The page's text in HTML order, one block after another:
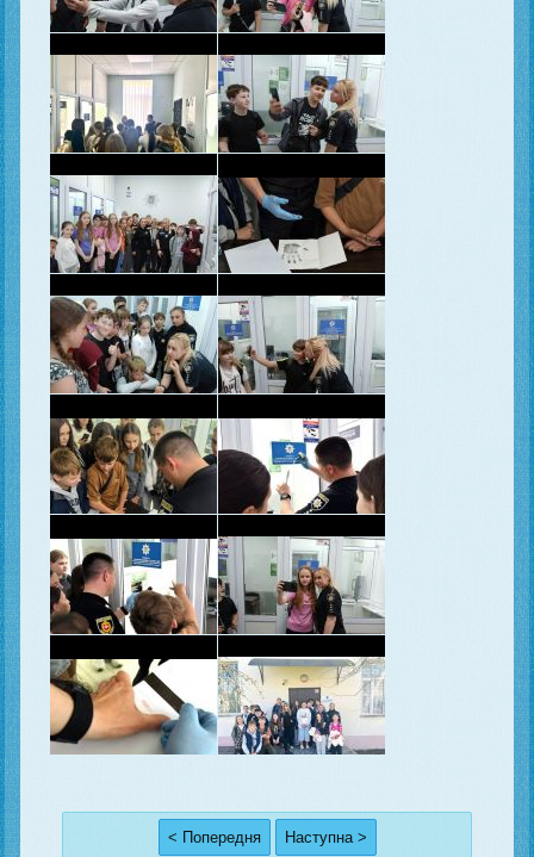
< Попередня Наступна >